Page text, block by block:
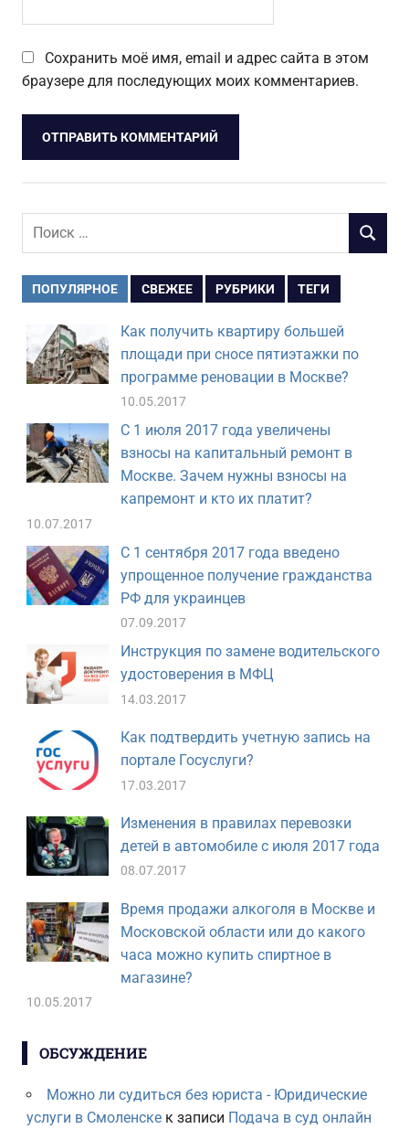
Сохранить моё имя, email и адрес сайта в этом
браузере для последующих моих комментариев.
Поиск
ПОИСК
ПОПУЛЯРНОЕ СВЕЖЕЕ РУБРИКИ ТЕГИ
Как получить квартиру большей
площади при сносе пятиэтажки по
программе реновации в Москве?
10.05.2017
С 1 июля 2017 года увеличены
взносы на капитальный ремонт в
Москве. Зачем нужны взносы на
капремонт и кто их платит?
10.07.2017
С 1 сентября 2017 года введено
упрощенное получение гражданства
РФ для украинцев
07.09.2017
Инструкция по замене водительского
удостоверения в МФЦ
14.03.2017
Как подтвердить учетную запись на
портале Госуслуги?
17.03.2017
Изменения в правилах перевозки
детей в автомобиле с июля 2017 года
08.07.2017
Время продажи алкоголя в Москве и
Московской области или до какого
часа можно купить спиртное в
магазине?
10.05.2017
ОБСУЖДЕНИЕ
Можно ли судиться без юриста - Юридические
услуги в Смоленскек записи Подача в суд онлайн